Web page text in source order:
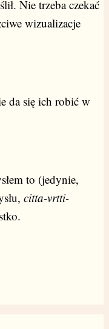
Nie trzeba czekać
wizualizacje
da się ich robić w
to (jedynie,
citta-vrtti-